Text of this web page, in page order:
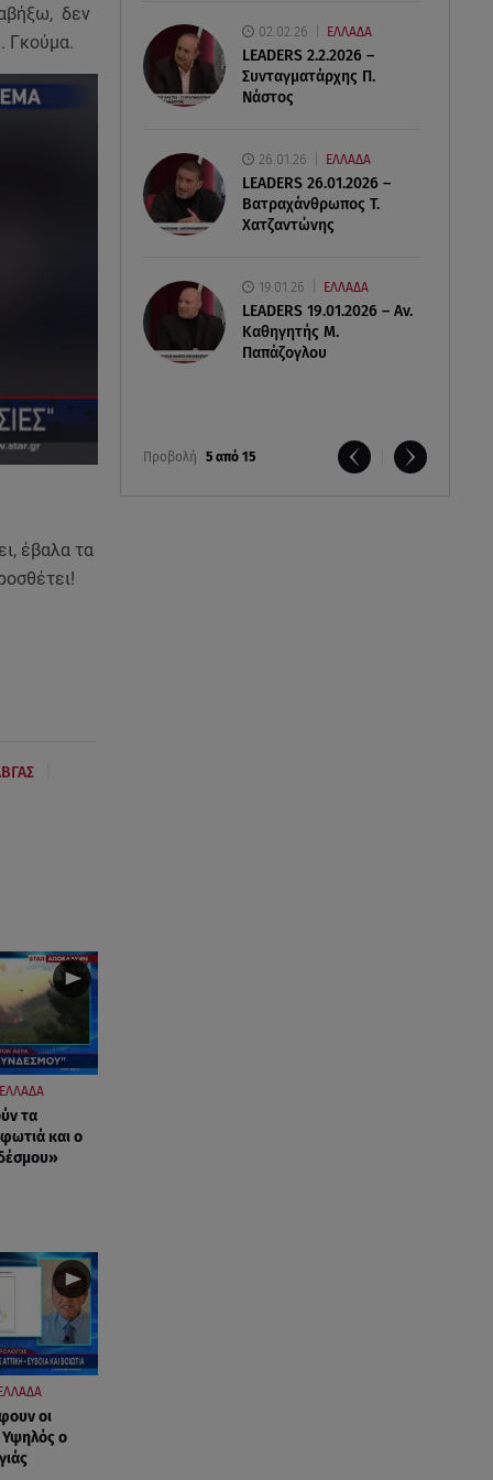
02.02.26 ΕΛΛΑΔΑ
LEADERS 2.2.2026 –
Συνταγματάρχης Π.
Νάστος
26.01.26 ΕΛΛΑΔΑ
LEADERS 26.01.2026 –
Βατραχάνθρωπος Τ.
Χατζαντώνης
19.01.26 ΕΛΛΑΔΑ
LEADERS 19.01.2026 – Αν.
Καθηγητής Μ.
Παπάζογλου
Προβολή 5 από 15
δεν
Γκούμα.
έβαλα τα
ΕΛΛΑΔΑ
τα
και ο
οι
Υψηλός ο